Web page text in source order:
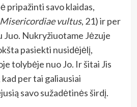
pripažinti savo klaidas,
vultus, 21) ir per
Nukryžiuotame Jėzuje
pasiekti nusidėjėlį,
tolybėje nuo Jo. Ir šitai Jis
per tai galiausiai
savo sužadėtinės širdį.